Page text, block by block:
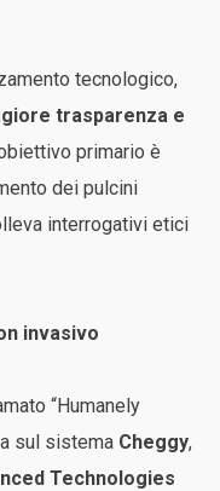
tecnologico,
trasparenza e
primario è
dei pulcini
interrogativi etici
invasivo
“Humanely
sul sistema Cheggy,
Technologies